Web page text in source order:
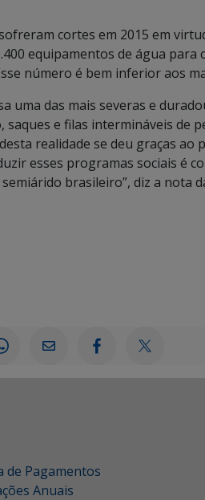
cortes em 2015 em
equipamentos de água
número é bem inferior aos
uma das mais severas e
saques e filas intermináveis de
realidade se deu graças
esses programas sociais é
brasileiro”, diz a nota
de Pagamentos
Anuais